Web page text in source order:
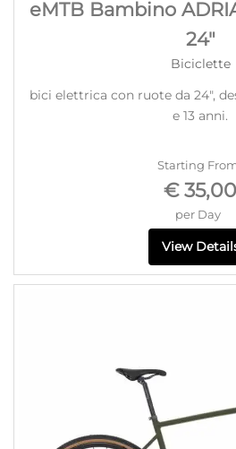
eMTB Bambino
24"
Biciclette
bici elettrica con ruote da 24",
e 13 anni.
Starting
€ 35,00
per Day
View